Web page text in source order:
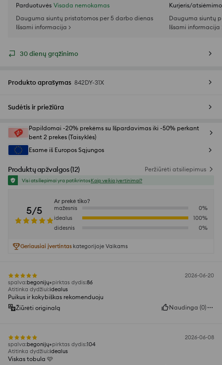
Parduotuvės Visada nemokamas
Dauguma siuntų pristatomos per 5 darbo dienas
Išsami informacija >
Kurjeris/
Dauguma siuntų
Išsami informacija
30 dienų grąžinimo
Produkto aprašymas 842DY-31X
Sudėtis ir priežiūra
Papildomai -20% prekėms su Išpardavimas iki -50% perkant
bent 2 prekes (Taisyklės)
Esame iš Europos Sąjungos
Produktų apžvalgos(12) Peržiūrėti atsiliepimus
Visi atsiliepimai yra patikrintosKaip veikia įvertinimai?
5/5
Ar prekė tiko?
mažesnis
0%
idealus
100%
didesnis
0%
Geriausiai įvertintas kategorijoje Vaikams
2026-06-20
spalva:begonijų pirktas dydis:86
Atitinka dydžiui:idealus
Puikus ir kokybiškas rekomenduoju
Žiūrėti originalą
Naudinga (0)
2026-06-08
spalva:begonijų pirktas dydis:104
Atitinka dydžiui:idealus
Viskas tobula 🩷